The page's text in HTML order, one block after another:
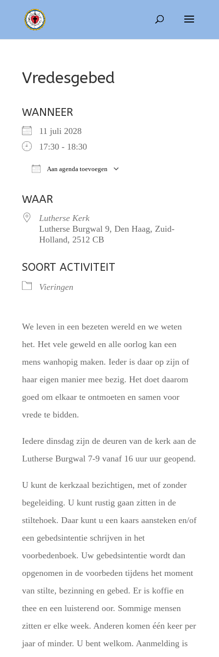
Vredesgebed
WANNEER
11 juli 2028
17:30 - 18:30
Aan agenda toevoegen
WAAR
Lutherse Kerk
Lutherse Burgwal 9, Den Haag, Zuid-
Holland, 2512 CB
SOORT ACTIVITEIT
Vieringen
We leven in een bezeten wereld en we weten
het. Het vele geweld en alle oorlog kan een
mens wanhopig maken. Ieder is daar op zijn of
haar eigen manier mee bezig. Het doet daarom
goed om elkaar te ontmoeten en samen voor
vrede te bidden.
Iedere dinsdag zijn de deuren van de kerk aan de
Lutherse Burgwal 7-9 vanaf 16 uur uur geopend.
U kunt de kerkzaal bezichtigen, met of zonder
begeleiding. U kunt rustig gaan zitten in de
stiltehoek. Daar kunt u een kaars aansteken en/of
een gebedsintentie schrijven in het
voorbedenboek. Uw gebedsintentie wordt dan
opgenomen in de voorbeden tijdens het moment
van stilte, bezinning en gebed. Er is koffie en
thee en een luisterend oor. Sommige mensen
zitten er elke week. Anderen komen één keer per
jaar of minder. U bent welkom. Aanmelding is